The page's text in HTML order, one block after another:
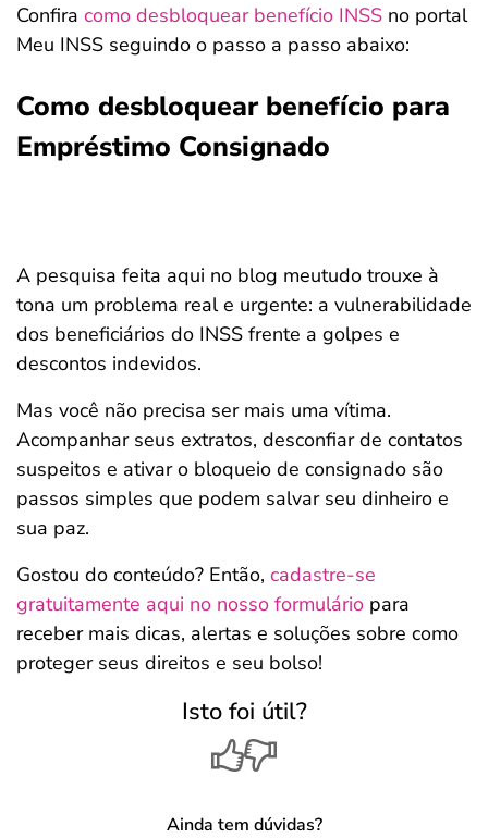
Confira como desbloquear benefício INSS no portal
Meu INSS seguindo o passo a passo abaixo:
Como desbloquear benefício para
Empréstimo Consignado
A pesquisa feita aqui no blog meutudo trouxe à
tona um problema real e urgente: a vulnerabilidade
dos beneficiários do INSS frente a golpes e
descontos indevidos.
Mas você não precisa ser mais uma vítima.
Acompanhar seus extratos, desconfiar de contatos
suspeitos e ativar o bloqueio de consignado são
passos simples que podem salvar seu dinheiro e
sua paz.
Gostou do conteúdo? Então, cadastre-se
gratuitamente aqui no nosso formulário para
receber mais dicas, alertas e soluções sobre como
proteger seus direitos e seu bolso!
Isto foi útil?
Ainda tem dúvidas?